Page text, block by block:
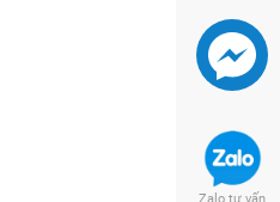
Zalo tư vấn